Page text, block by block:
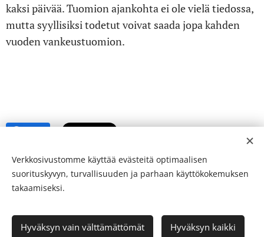
kaksi päivää. Tuomion ajankohta ei ole vielä tiedossa,
mutta syyllisiksi todetut voivat saada jopa kahden
vuoden vankeustuomion.
ISSN 2342-3439
Verkkosivustomme käyttää evästeitä optimaalisen
suorituskyvyn, turvallisuuden ja parhaan käyttökokemuksen
takaamiseksi.
Hyväksyn vain välttämättömät Hyväksyn kaikki